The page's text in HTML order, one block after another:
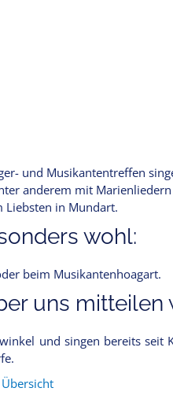
und Musikantentreffen
anderem mit
Liebsten in Mundart.
wohl:
beim Musikantenhoagart.
uns mitteilen
und singen bereits
Übersicht